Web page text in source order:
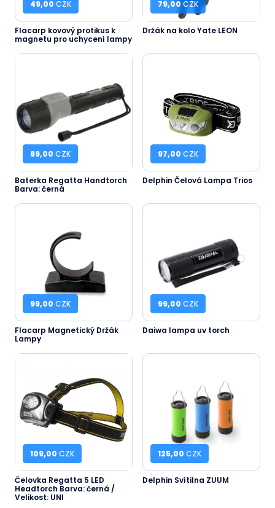
49,00 CZK
Flacarp kovový protikus k
magnetu pro uchycení lampy
79,00 CZK
Držák na kolo Yate LEON
89,00 CZK
Baterka Regatta Handtorch
Barva: černá
97,00 CZK
Delphin Čelová Lampa Trios
99,00 CZK
Flacarp Magnetický Držák
Lampy
99,00 CZK
Daiwa lampa uv torch
109,00 CZK
Čelovka Regatta 5 LED
Headtorch Barva: černá /
Velikost: UNI
125,00 CZK
Delphin Svítilna ZUUM